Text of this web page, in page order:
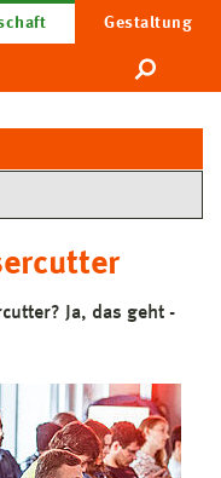
Gestaltung
Ja, das geht -